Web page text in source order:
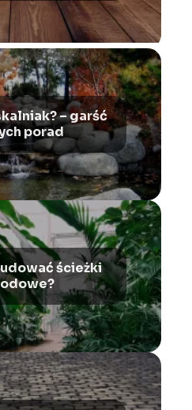
– garść
porad
ścieżki